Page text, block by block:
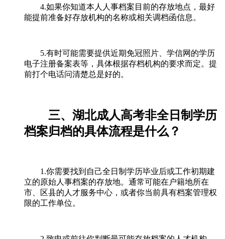
4.如果你知道本人人事档案目前的存放地点，最好
能提前准备好存放机构的名称或相关调档函信息。
5.有时可能需要提供近期免冠照片、学信网的学历
电子注册备案表等，具体根据存档机构的要求而定。提
前打个电话问清楚总是好的。
三、湖北成人高考非全日制学历
档案归档的具体流程是什么？
1.你需要找到自己全日制学历毕业后或工作初期建
立的原始人事档案的存放地。通常可能在户籍地所在
市、区县的人才服务中心，或者你当前具有档案管理权
限的工作单位。